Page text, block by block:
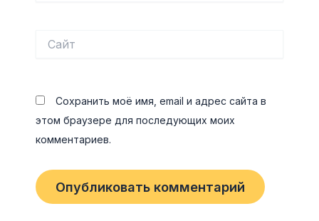
Сохранить моё имя, email и адрес сайта в
этом браузере для последующих моих
комментариев.